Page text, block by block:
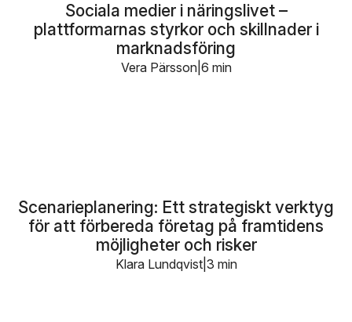
Sociala medier i näringslivet –
plattformarnas styrkor och skillnader i
marknadsföring
6 min
Vera Pärsson
Scenarieplanering: Ett strategiskt verktyg
för att förbereda företag på framtidens
möjligheter och risker
3 min
Klara Lundqvist